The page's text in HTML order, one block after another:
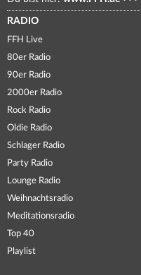
RADIO
FFH Live
80er Radio
90er Radio
2000er Radio
Rock Radio
Oldie Radio
Schlager Radio
Party Radio
Lounge Radio
Weihnachtsradio
Meditationsradio
Top 40
Playlist